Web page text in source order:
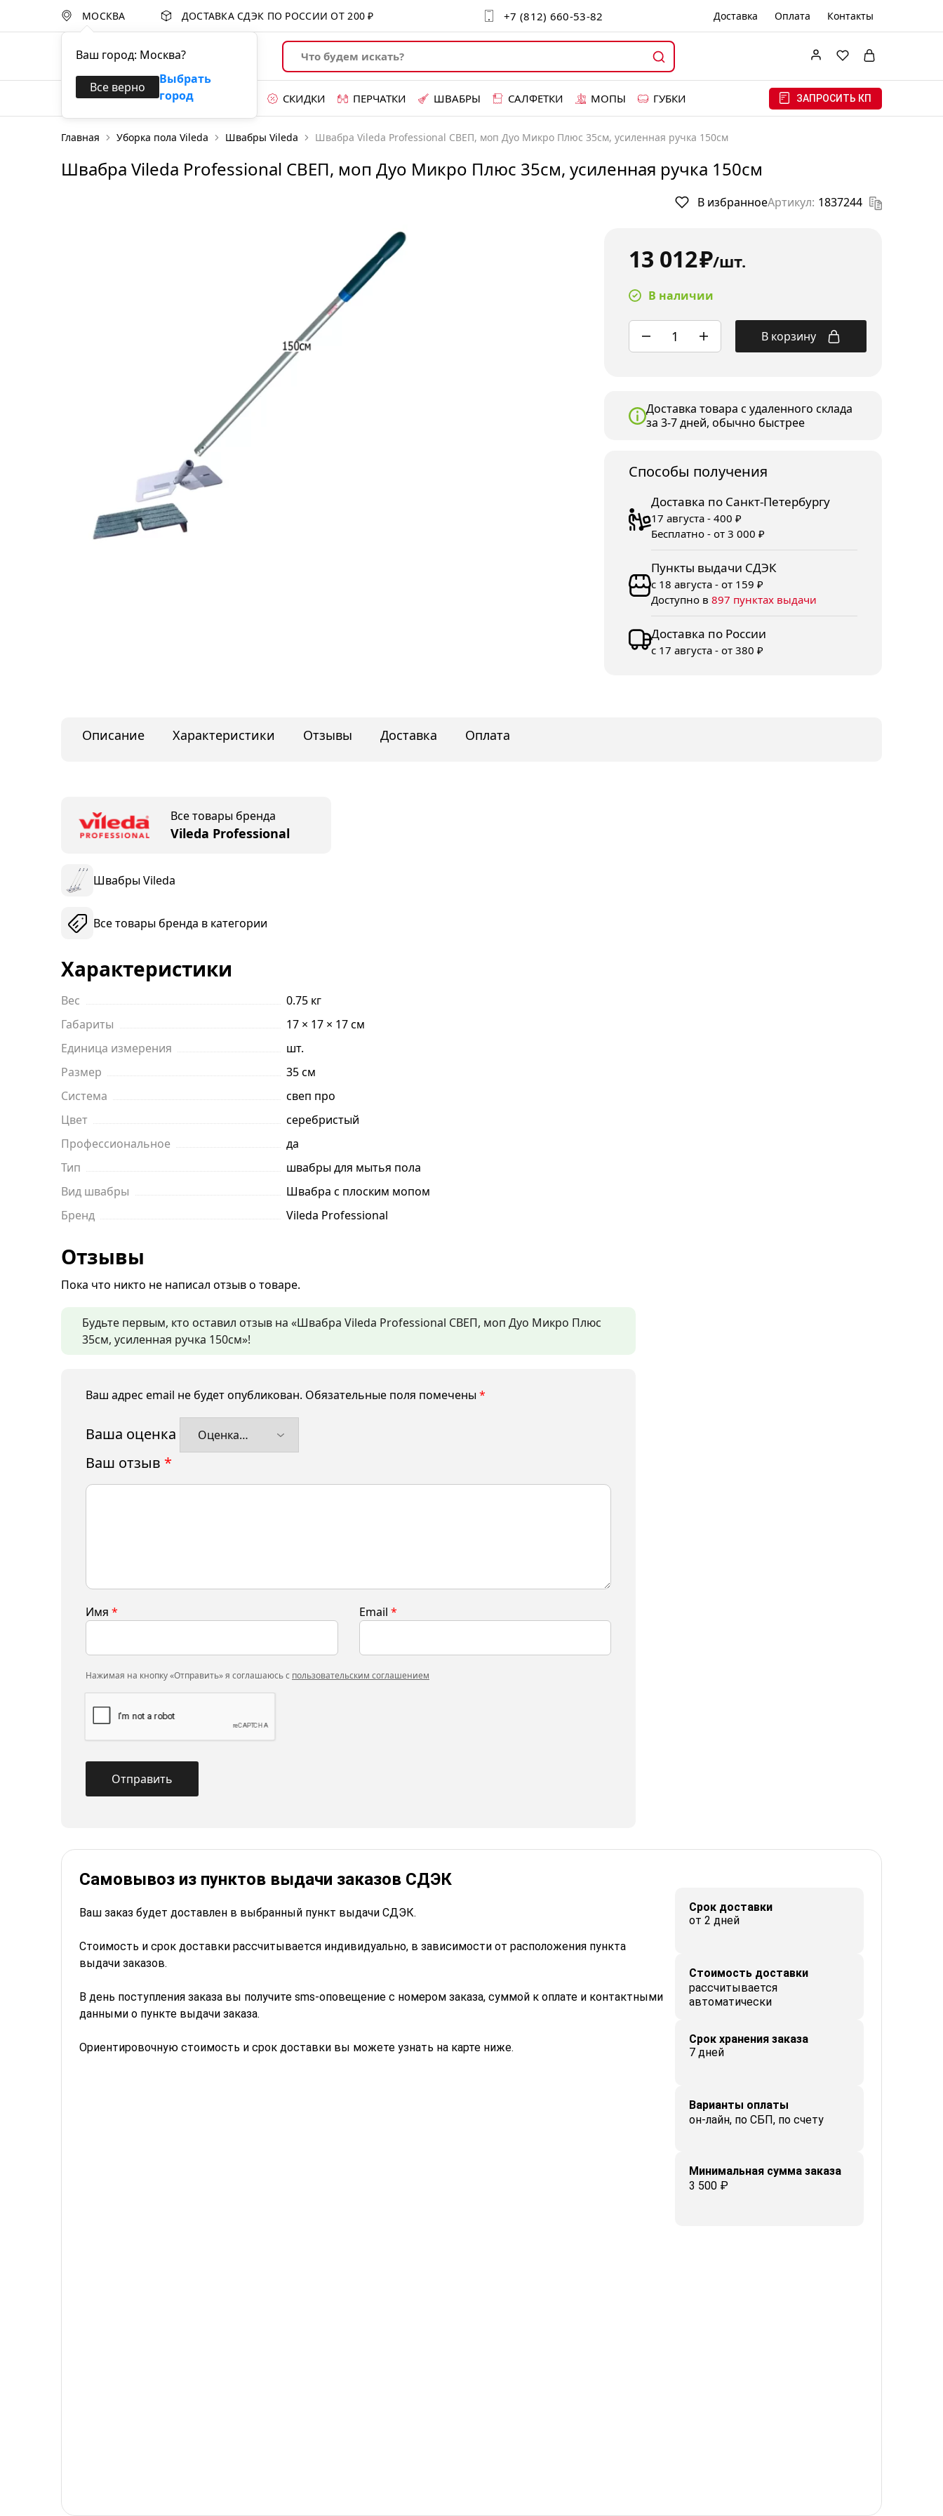
МОСКВА
Ваш город: Москва?
Все верно
Выбрать
город
ДОСТАВКА СДЭК ПО РОССИИ ОТ200 ₽ +7 (812) 660-53-82 Доставка Оплата Контакты
Каталог товаров
Уход за поверхностями
Губки и абразивы
Мытье окон и вертикальных
СКИДКИ ПЕРЧАТКИ ШВАБРЫ САЛФЕТКИ МОПЫ ГУБКИ ЗАПРОСИТЬ КП
Главная Уборка пола Vileda Швабры Vileda Швабра Vileda Professional СВЕП, моп Дуо Микро Плюс 35см, усиленная ручка 150см
Швабра Vileda Professional СВЕП, моп Дуо Микро Плюс 35см, усиленная ручка 150см
В избранноеАртикул: 1837244
13 012₽/шт.
В наличии
В корзину
Доставка товара с удаленного склада
за 3-7 дней, обычно быстрее
Споcобы получения
Доставка по Санкт-Петербургу
17 августа - 400 ₽
Бесплатно - от 3 000 ₽
Пункты выдачи СДЭК
с 18 августа - от 159 ₽
Доступно в 897 пунктах выдачи
Доставка по России
с 17 августа - от 380 ₽
Описание Характеристики Отзывы Доставка Оплата
Все товары бренда
Vileda Professional
Швабры Vileda
Все товары бренда в категории
Характеристики
Вес
0.75 кг
Габариты
17 × 17 × 17 см
Единица измерения
шт.
Размер
35 см
Система
свеп про
Цвет
серебристый
Профессиональное
да
Тип
швабры для мытья пола
Вид швабры
Швабра с плоским мопом
Бренд
Vileda Professional
Отзывы
Пока что никто не написал отзыв о товаре.
Будьте первым, кто оставил отзыв на «Швабра Vileda Professional СВЕП, моп Дуо Микро Плюс
35см, усиленная ручка 150см»!
Ваш адрес email не будет опубликован. Обязательные поля помечены *
Ваша оценка
Ваш отзыв *
Имя * Email *
Нажимая на кнопку «Отправить» я соглашаюсь с пользовательским соглашением
Самовывоз из пунктов выдачи заказов СДЭК
Ваш заказ будет доставлен в выбранный пункт выдачи СДЭК.
Стоимость и срок доставки рассчитывается индивидуально, в зависимости от расположения пункта
выдачи заказов.
В день поступления заказа вы получите sms-оповещение с номером заказа, суммой к оплате и контактными
данными о пункте выдачи заказа.
Ориентировочную стоимость и срок доставки вы можете узнать на карте ниже.
Срок доставки
от 2 дней
Стоимость доставки
рассчитывается
автоматически
Срок хранения заказа
7 дней
Варианты оплаты
он-лайн, по СБП, по счету
Минимальная сумма заказа
3 500 ₽